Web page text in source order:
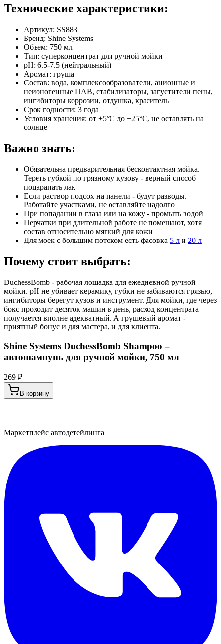
Технические характеристики:
Артикул: SS883
Бренд: Shine Systems
Объем: 750 мл
Тип: суперконцентрат для ручной мойки
pH: 6.5-7.5 (нейтральный)
Аромат: груша
Состав: вода, комплексообразователи, анионные и
неионогенные ПАВ, стабилизаторы, загустители пены,
ингибиторы коррозии, отдушка, краситель
Срок годности: 3 года
Условия хранения: от +5°C до +25°C, не оставлять на
солнце
Важно знать:
Обязательна предварительная бесконтактная мойка.
Тереть губкой по грязному кузову - верный способ
поцарапать лак
Если раствор подсох на панели - будут разводы.
Работайте участками, не оставляйте надолго
При попадании в глаза или на кожу - промыть водой
Перчатки при длительной работе не помешают, хотя
состав относительно мягкий для кожи
Для моек с большим потоком есть фасовка 5 л и 20 л
Почему стоит выбрать:
DuchessBomb - рабочая лошадка для ежедневной ручной
мойки. pH не убивает керамику, губки не забиваются грязью,
ингибиторы берегут кузов и инструмент. Для мойки, где через
бокс проходит десяток машин в день, расход концентрата
получается вполне адекватный. А грушевый аромат -
приятный бонус и для мастера, и для клиента.
Shine Systems DuchessBomb Shampoo –
автошампунь для ручной мойки, 750 мл
269 ₽
В корзину
Маркетплейс автодетейлинга